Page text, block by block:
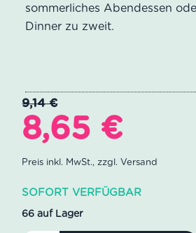
sommerliches Abendessen
Dinner zu zweit.
9,14€
Preis
war:
9,14 €
8,65 €
Preis
ist:
SOFORT VERFÜGBAR
66 auf Lager